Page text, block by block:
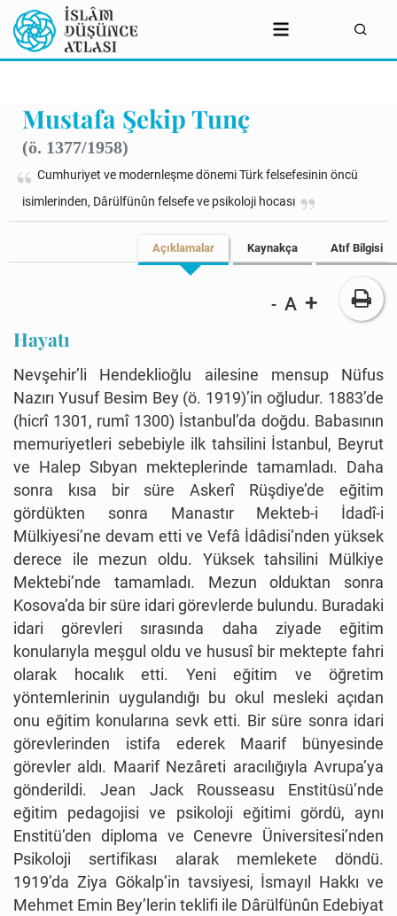
Mustafa Şekip Tunç
(ö. 1377/1958)
Cumhuriyet ve modernleşme dönemi Türk felsefesinin öncü
isimlerinden, Dârülfünûn felsefe ve psikoloji hocası
Açıklamalar Kaynakça Atıf Bilgisi
- A +
Hayatı
Nevşehir’li Hendeklioğlu ailesine mensup Nüfus
Nazırı Yusuf Besim Bey (ö. 1919)’in oğludur. 1883’de
(hicrî 1301, rumî 1300) İstanbul’da doğdu. Babasının
memuriyetleri sebebiyle ilk tahsilini İstanbul, Beyrut
ve Halep Sıbyan mekteplerinde tamamladı. Daha
sonra kısa bir süre Askerî Rüşdiye’de eğitim
gördükten sonra Manastır Mekteb-i İdadî-i
Mülkiyesi’ne devam etti ve Vefâ İdâdisi’nden yüksek
derece ile mezun oldu. Yüksek tahsilini Mülkiye
Mektebi’nde tamamladı. Mezun olduktan sonra
Kosova’da bir süre idari görevlerde bulundu. Buradaki
idari görevleri sırasında daha ziyade eğitim
konularıyla meşgul oldu ve hususî bir mektepte fahri
olarak hocalık etti. Yeni eğitim ve öğretim
yöntemlerinin uygulandığı bu okul mesleki açıdan
onu eğitim konularına sevk etti. Bir süre sonra idari
görevlerinden istifa ederek Maarif bünyesinde
görevler aldı. Maarif Nezâreti aracılığıyla Avrupa’ya
gönderildi. Jean Jack Rousseasu Enstitüsü’nde
eğitim pedagojisi ve psikoloji eğitimi gördü, aynı
Enstitü’den diploma ve Cenevre Üniversitesi’nden
Psikoloji sertifikası alarak memlekete döndü.
1919’da Ziya Gökalp’in tavsiyesi, İsmayıl Hakkı ve
Mehmet Emin Bey’lerin teklifi ile Dârülfünûn Edebiyat